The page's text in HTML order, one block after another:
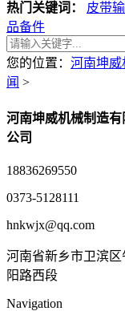
热门关键词： 皮带
品备件
您的位置： 河南坤威
闻 >
河南坤威机械制造有
公司
18836269550
0373-5128111
hnkwjx@qq.com
河南省新乡市卫滨区
阳路西段
Navigation